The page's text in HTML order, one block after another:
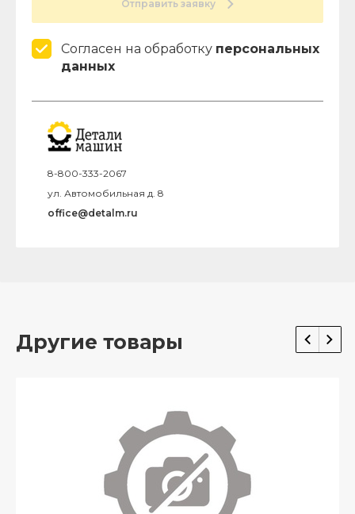
Отправить заявку
Согласен на обработку персональных
данных
8-800-333-2067
ул. Автомобильная д. 8
office@detalm.ru
Другие товары